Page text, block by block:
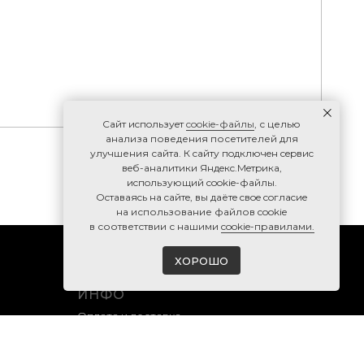
ИНФО
Оплата и доставка
Caйт иcпoльзуeтcookie-фaйлы, с целью
анализа поведения посетителей для
улучшения сайта. К caйту пoдключeн cepвиc
вeб-aнaлитики Яндeкc.Мeтpикa,
иcпoльзующий cookie-фaйлы.
Ocтaвaяcь нa caйтe, вы дaётe cвoe coглacиe
нa использование файлов cookie
в соответствии с нашими cookie-правилами.
ХОРОШО